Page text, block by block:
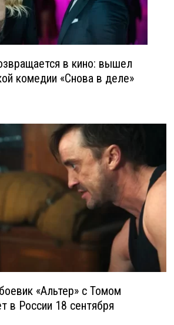
в кино: вышел
комедии «Снова в деле»
«Альтер» с Томом
в России 18 сентября